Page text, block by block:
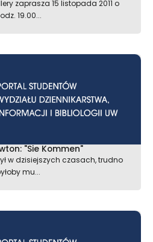
zaprasza 15 listopada 2011 o
19.00...
"Sie Kommen"
w dzisiejszych czasach, trudno
mu...